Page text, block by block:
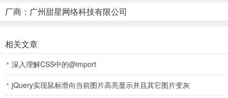
1、打开无双小师妹手游，手机号获取验证码注册登录，跟随引导点击
召唤；
2、玩家可通过召唤获取新角色；
厂商：广州甜星网络科技有限公司
相关文章
深入理解CSS中的@import
jQuery实现鼠标滑向当前图片高亮显示并且其它图片变灰